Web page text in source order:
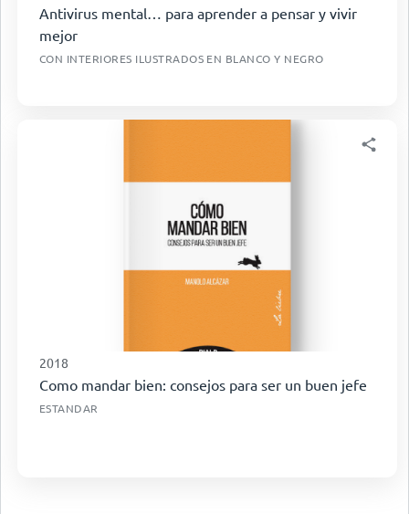
Antivirus mental… para aprender a pensar y vivir
mejor
CON INTERIORES ILUSTRADOS EN BLANCO Y NEGRO
2018
Como mandar bien: consejos para ser un buen jefe
ESTANDAR